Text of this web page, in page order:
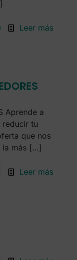
Leer más
Aprende a
tu
que nos
la más […]
Leer más